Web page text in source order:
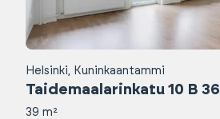
Helsinki, Kuninkaantammi
Taidemaalarinkatu 10 B 36
39 m²